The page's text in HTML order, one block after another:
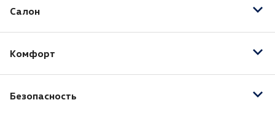
Салон
Кожа (Материал салона)
Отделка кожей рулевого колеса
Отделка кожей рычага КПП
Комфорт
Запуск двигателя с кнопки
Безопасность